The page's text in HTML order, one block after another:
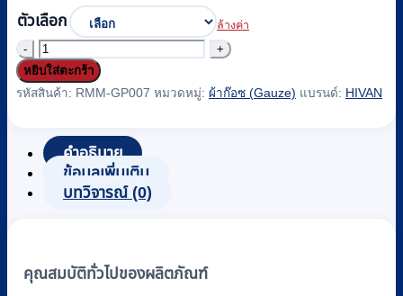
ตัวเลือก ล้างค่า
จำนวน
ที่
ครอบ
ฝา
ครอบ
SHIELD
ข้าง
หยิบใส่ตะกร้า
รหัสสินค้า: RMM-GP007 หมวดหมู่: ผ้าก๊อซ (Gauze) แบรนด์: HIVAN
คำอธิบาย
ข้อมูลเพิ่มเติม
บทวิจารณ์ (0)
คุณสมบัติทั่วไปของผลิตภัณฑ์